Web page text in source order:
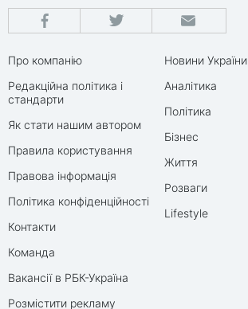
Про компанію
Редакційна політика і
стандарти
Як стати нашим автором
Правила користування
Правова інформація
Політика конфіденційності
Контакти
Команда
Вакансії в РБК-Україна
Розмістити рекламу
Новини України
Аналітика
Політика
Бізнес
Життя
Розваги
Lifestyle